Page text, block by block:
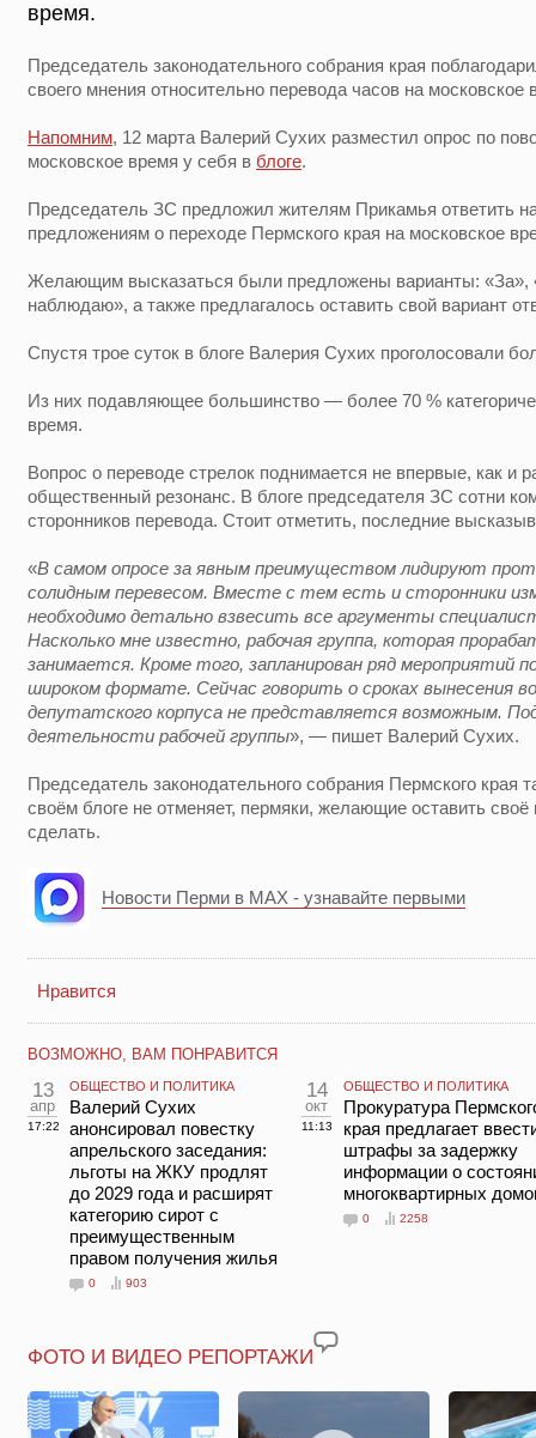
время.
Председатель законодательного собрания края
своего мнения относительно перевода часов на московское
Напомним, 12 марта Валерий Сухих разместил опрос по
московское время у себя в блоге.
Председатель ЗС предложил жителям Прикамья ответить
предложениям о переходе Пермского края на московское
Желающим высказаться были предложены варианты: «За»,
наблюдаю», а также предлагалось оставить свой вариант
Спустя трое суток в блоге Валерия Сухих проголосовали
Из них подавляющее большинство — более 70 %
время.
Вопрос о переводе стрелок поднимается не впервые, как и
общественный резонанс. В блоге председателя ЗС сотни
сторонников перевода. Стоит отметить, последние
«В самом опросе за явным преимуществом лидируют
солидным перевесом. Вместе с тем есть и сторонники
необходимо детально взвесить все аргументы
Насколько мне известно, рабочая группа, которая
занимается. Кроме того, запланирован ряд мероприятий
широком формате. Сейчас говорить о сроках вынесения
депутатского корпуса не представляется возможным.
деятельности рабочей группы», — пишет Валерий Сухих.
Председатель законодательного собрания Пермского края
своём блоге не отменяет, пермяки, желающие оставить
сделать.
Новости Перми в MAX - узнавайте первыми
Нравится
ВОЗМОЖНО, ВАМ ПОНРАВИТСЯ
13
апр
17:22
ОБЩЕСТВО И ПОЛИТИКА
Валерий Сухих
анонсировал повестку
апрельского заседания:
льготы на ЖКУ продлят
до 2029 года и расширят
категорию сирот с
преимущественным
правом получения жилья
0 903
14
окт
11:13
ОБЩЕСТВО И ПОЛИТИКА
Прокуратура
края предлагает
штрафы за задержку
информации о
многоквартирных
0 2258
ФОТО И ВИДЕО РЕПОРТАЖИ